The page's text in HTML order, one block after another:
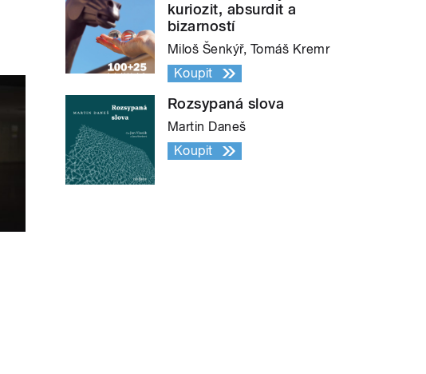
kuriozit, absurdit a
bizarností
Miloš Šenkýř, Tomáš Kremr
Koupit
Rozsypaná slova
Martin Daneš
Koupit